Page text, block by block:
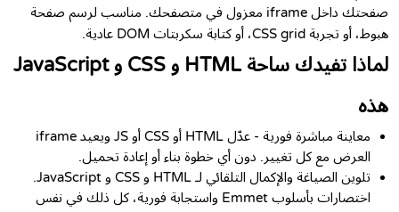
صفحتك داخل iframe معزول في متصفحك. مناسب لرسم صفحة
هبوط، أو تجربة CSS grid، أو كتابة سكربتات DOM عادية.
لماذا تفيدك ساحة HTML و CSS و JavaScript
هذه
معاينة مباشرة فورية - عدّل HTML أو CSS أو JS ويعيد iframe
العرض مع كل تغيير. دون أي خطوة بناء أو إعادة تحميل.
تلوين الصياغة والإكمال التلقائي لـ HTML و CSS و JavaScript.
اختصارات بأسلوب Emmet واستجابة فورية، كل ذلك في نفس